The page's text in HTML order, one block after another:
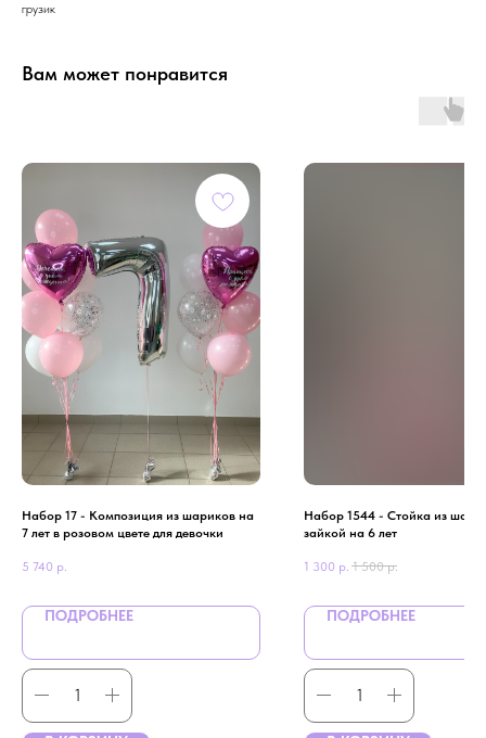
грузик
Вам может понравится
Набор 17 - Композиция из шариков на
7 лет в розовом цвете для девочки
5 740 р.
ПОДРОБНЕЕ
Набор 1544 - Стойка из
зайкой на 6 лет
1 300 р. 1 500 р.
ПОДРОБНЕЕ